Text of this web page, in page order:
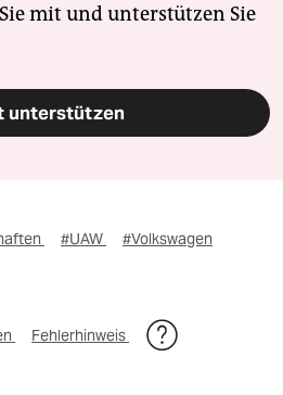
mit und unterstützen Sie
unterstützen
#UAW
#Volkswagen
Fehlerhinweis